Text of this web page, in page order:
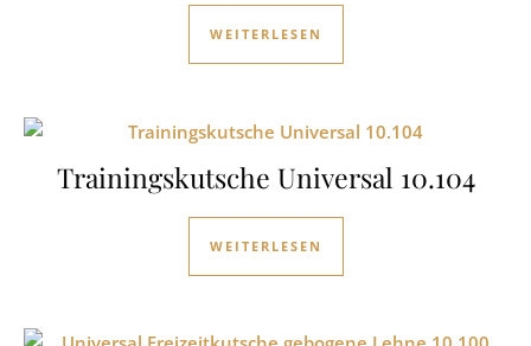
WEITERLESEN
Trainingskutsche Universal 10.104
WEITERLESEN